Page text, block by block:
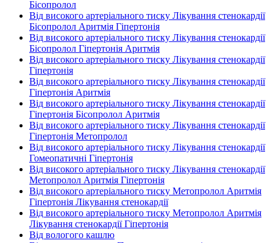
Бісопролол
Від високого артеріального тиску Лікування стенокардії
Бісопролол Аритмія Гіпертонія
Від високого артеріального тиску Лікування стенокардії
Бісопролол Гіпертонія Аритмія
Від високого артеріального тиску Лікування стенокардії
Гіпертонія
Від високого артеріального тиску Лікування стенокардії
Гіпертонія Аритмія
Від високого артеріального тиску Лікування стенокардії
Гіпертонія Бісопролол Аритмія
Від високого артеріального тиску Лікування стенокардії
Гіпертонія Метопролол
Від високого артеріального тиску Лікування стенокардії
Гомеопатичні Гіпертонія
Від високого артеріального тиску Лікування стенокардії
Метопролол Аритмія Гіпертонія
Від високого артеріального тиску Метопролол Аритмія
Гіпертонія Лікування стенокардії
Від високого артеріального тиску Метопролол Аритмія
Лікування стенокардії Гіпертонія
Від вологого кашлю